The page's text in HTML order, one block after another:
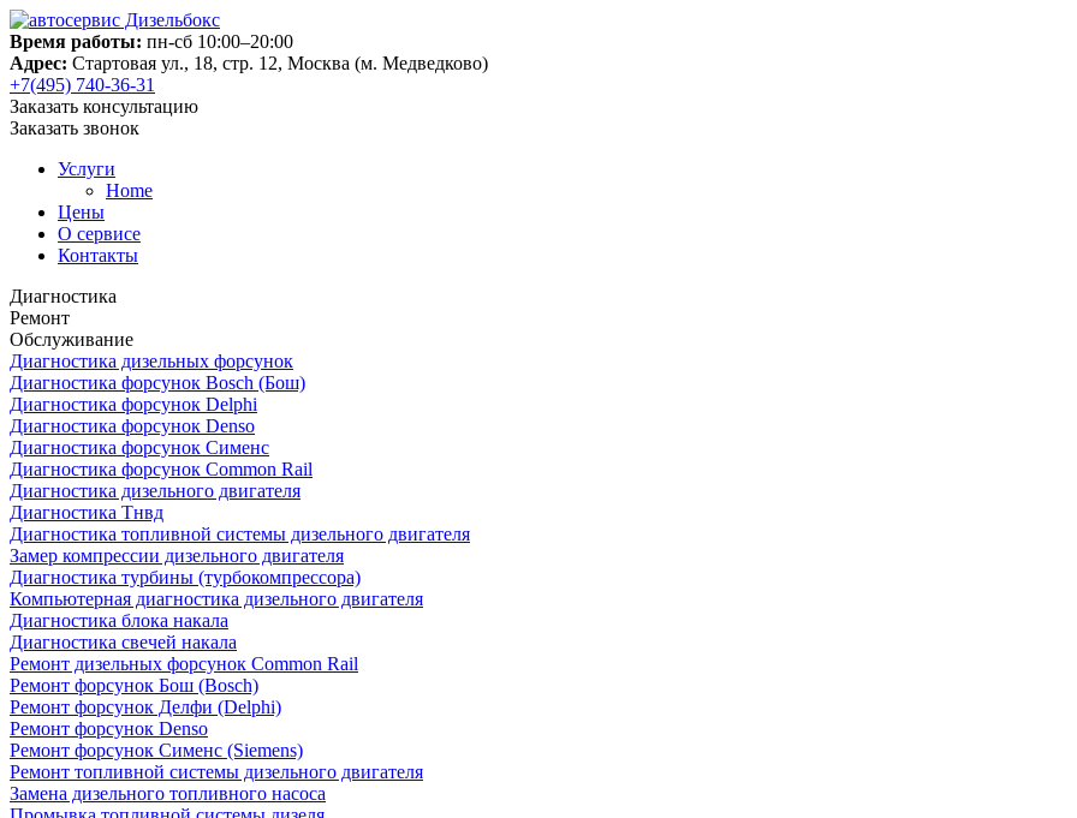
Время работы: пн-сб 10:00–20:00
Адрес: Стартовая ул., 18, стр. 12, Москва (м. Медведково)
+7(495) 740-36-31
Заказать консультацию
Заказать звонок
Услуги
Home
Цены
О сервисе
Контакты
Диагностика
Ремонт
Обслуживание
Диагностика дизельных форсунок
Диагностика форсунок Bosch (Бош)
Диагностика форсунок Delphi
Диагностика форсунок Denso
Диагностика форсунок Сименс
Диагностика форсунок Common Rail
Диагностика дизельного двигателя
Диагностика Тнвд
Диагностика топливной системы дизельного двигателя
Замер компрессии дизельного двигателя
Диагностика турбины (турбокомпрессора)
Компьютерная диагностика дизельного двигателя
Диагностика блока накала
Диагностика свечей накала
Ремонт дизельных форсунок Common Rail
Ремонт форсунок Бош (Bosch)
Ремонт форсунок Делфи (Delphi)
Ремонт форсунок Denso
Ремонт форсунок Сименс (Siemens)
Ремонт топливной системы дизельного двигателя
Замена дизельного топливного насоса